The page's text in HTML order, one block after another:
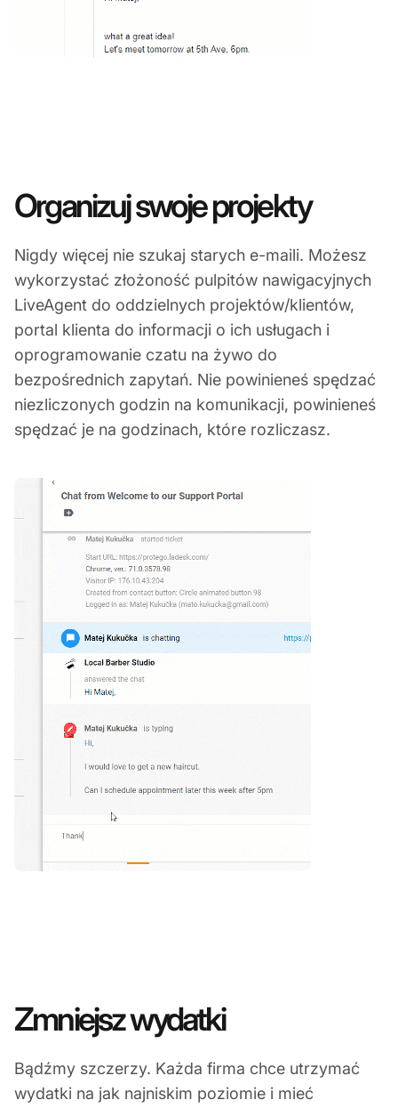
Organizuj swoje projekty
Nigdy więcej nie szukaj starych e-maili. Możesz
wykorzystać złożoność pulpitów nawigacyjnych
LiveAgent do oddzielnych projektów/klientów,
portal klienta do informacji o ich usługach i
oprogramowanie czatu na żywo do
bezpośrednich zapytań. Nie powinieneś spędzać
niezliczonych godzin na komunikacji, powinieneś
spędzać je na godzinach, które rozliczasz.
Zmniejsz wydatki
Bądźmy szczerzy. Każda firma chce utrzymać
wydatki na jak najniskim poziomie i mieć